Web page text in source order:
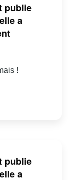
publie
a
!
publie
a